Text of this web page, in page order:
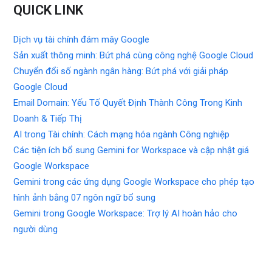
QUICK LINK
Dịch vụ tài chính đám mây Google
Sản xuất thông minh: Bứt phá cùng công nghệ Google Cloud
Chuyển đổi số ngành ngân hàng: Bứt phá với giải pháp
Google Cloud
Email Domain: Yếu Tố Quyết Định Thành Công Trong Kinh
Doanh & Tiếp Thị
AI trong Tài chính: Cách mạng hóa ngành Công nghiệp
Các tiện ích bổ sung Gemini for Workspace và cập nhật giá
Google Workspace
Gemini trong các ứng dụng Google Workspace cho phép tạo
hình ảnh bằng 07 ngôn ngữ bổ sung
Gemini trong Google Workspace: Trợ lý AI hoàn hảo cho
người dùng